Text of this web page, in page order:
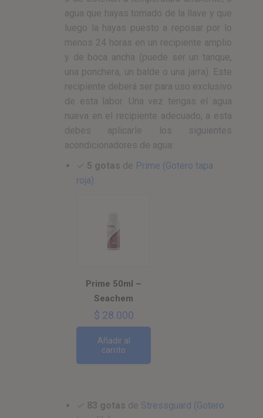
agua que hayas tomado de la llave y que
luego la hayas puesto a reposar por lo
menos 24 horas en un recipiente amplio
y de boca ancha (puede ser un tanque,
una ponchera, un balde o una jarra). Este
recipiente deberá ser para uso exclusivo
de esta labor. Una vez tengas el agua
nueva en el recipiente adecuado, a esta
debes aplicarle los siguientes
acondicionadores de agua:
✓ 5 gotas de Prime (Gotero tapa
roja)
Prime 50ml –
Seachem
$ 28.000
Añadir al
carrito
✓ 83 gotas de Stressguard (Gotero